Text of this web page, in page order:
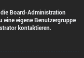
Board-Administration
eine eigene Benutzergruppe
kontaktieren.